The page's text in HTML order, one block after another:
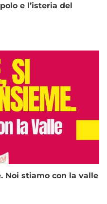
e l’isteria del
Noi stiamo con la valle